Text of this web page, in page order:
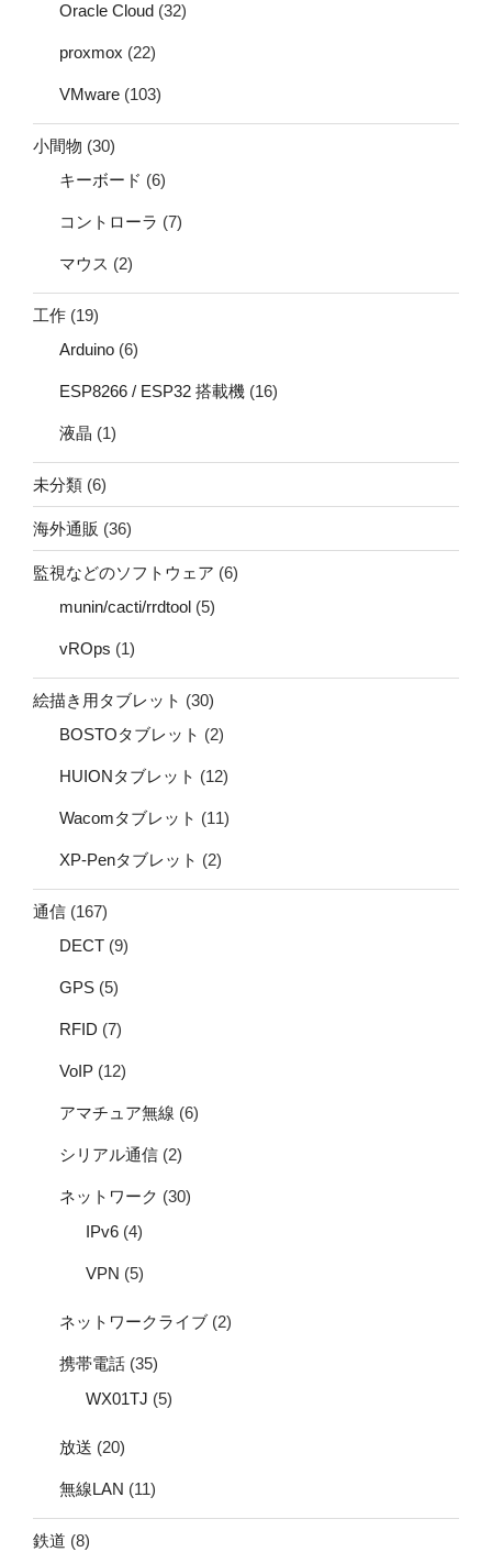
Oracle Cloud (32)
proxmox (22)
VMware (103)
小間物 (30)
キーボード (6)
コントローラ (7)
マウス (2)
工作 (19)
Arduino (6)
ESP8266 / ESP32 搭載機 (16)
液晶 (1)
未分類 (6)
海外通販 (36)
監視などのソフトウェア (6)
munin/cacti/rrdtool (5)
vROps (1)
絵描き用タブレット (30)
BOSTOタブレット (2)
HUIONタブレット (12)
Wacomタブレット (11)
XP-Penタブレット (2)
通信 (167)
DECT (9)
GPS (5)
RFID (7)
VoIP (12)
アマチュア無線 (6)
シリアル通信 (2)
ネットワーク (30)
IPv6 (4)
VPN (5)
ネットワークライブ (2)
携帯電話 (35)
WX01TJ (5)
放送 (20)
無線LAN (11)
鉄道 (8)